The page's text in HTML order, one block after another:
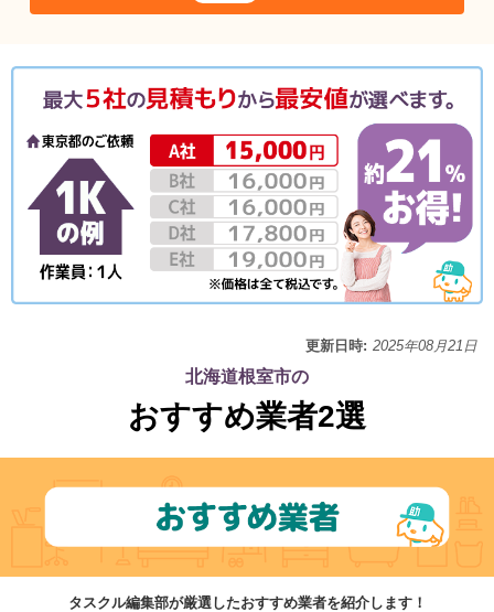
更新日時: 2025年08月21日
北海道根室市の
おすすめ業者2選
タスクル編集部が厳選したおすすめ業者を紹介します！